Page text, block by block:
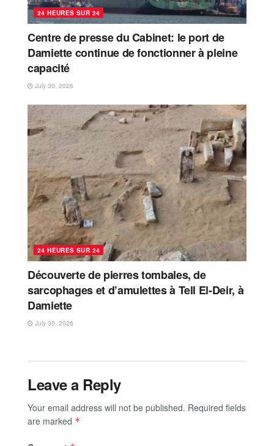
24 HEURES SUR 24
Centre de presse du Cabinet: le port de
Damiette continue de fonctionner à pleine
capacité
July 30, 2026
24 HEURES SUR 24
Découverte de pierres tombales, de
sarcophages et d’amulettes à Tell El-Deir, à
Damiette
July 30, 2026
Leave a Reply
Your email address will not be published. Required fields
are marked *